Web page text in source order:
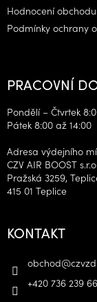
Hodnocení obchodu
Podmínky ochrany
PRACOVNÍ
Pondělí – Čtvrtek
Pátek 8:00 až 14:00
Adresa výdejního
CZV AIR BOOST
Pražská 3259,
415 01 Teplice
KONTAKT
obchod@
+420 736 239